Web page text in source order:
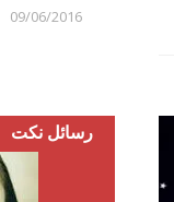
09/06/2016
رسائل نكت
مع